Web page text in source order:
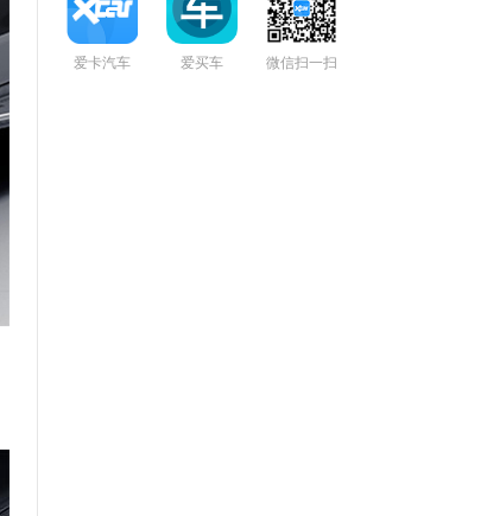
爱卡汽车 爱买车 微信扫一扫